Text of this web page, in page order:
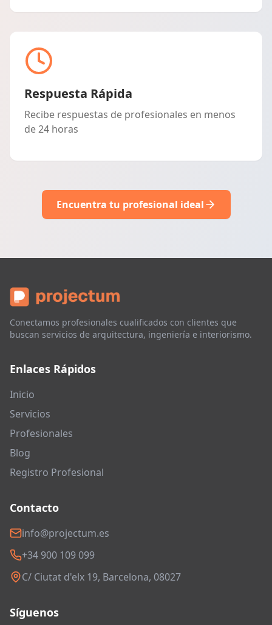
Respuesta Rápida
Recibe respuestas de profesionales en menos
de 24 horas
Encuentra tu profesional ideal
Conectamos profesionales cualificados con clientes que
buscan servicios de arquitectura, ingeniería e interiorismo.
Enlaces Rápidos
Inicio
Servicios
Profesionales
Blog
Registro Profesional
Contacto
info@projectum.es
+34 900 109 099
C/ Ciutat d'elx 19, Barcelona, 08027
Síguenos